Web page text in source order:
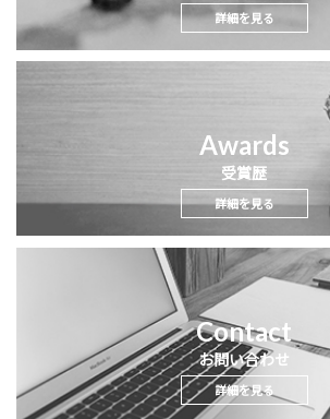
詳細を見る
Awards
受賞歴
詳細を見る
Contact
お問い合わせ
詳細を見る